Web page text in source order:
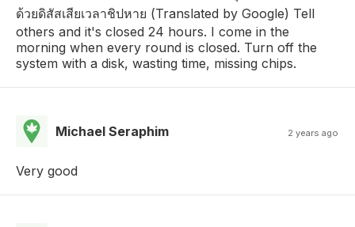
ด้วยดิสัสเสียเวลาชิปหาย (Translated by Google) Tell
others and it's closed 24 hours. I come in the
morning when every round is closed. Turn off the
system with a disk, wasting time, missing chips.
Michael Seraphim 2 years ago
Very good